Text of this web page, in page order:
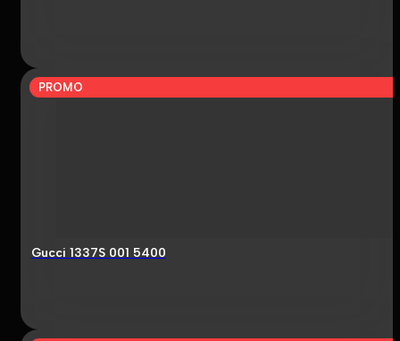
PROMO
Gucci 1337S 001 5400